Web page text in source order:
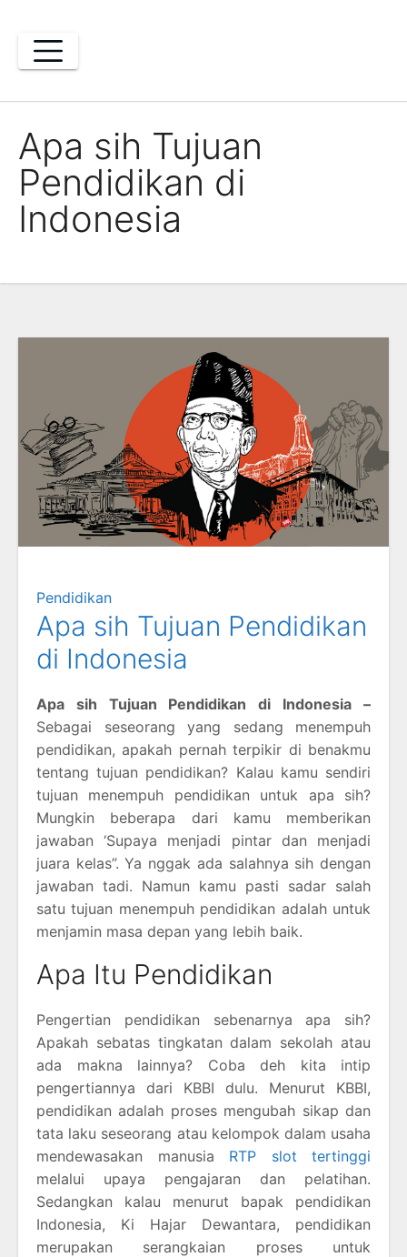
content
Apa sih Tujuan
Pendidikan di
Indonesia
Pendidikan
Apa sih Tujuan Pendidikan
di Indonesia
Apa sih Tujuan Pendidikan di Indonesia –
Sebagai seseorang yang sedang menempuh
pendidikan, apakah pernah terpikir di benakmu
tentang tujuan pendidikan? Kalau kamu sendiri
tujuan menempuh pendidikan untuk apa sih?
Mungkin beberapa dari kamu memberikan
jawaban ‘Supaya menjadi pintar dan menjadi
juara kelas”. Ya nggak ada salahnya sih dengan
jawaban tadi. Namun kamu pasti sadar salah
satu tujuan menempuh pendidikan adalah untuk
menjamin masa depan yang lebih baik.
Apa Itu Pendidikan
Pengertian pendidikan sebenarnya apa sih?
Apakah sebatas tingkatan dalam sekolah atau
ada makna lainnya? Coba deh kita intip
pengertiannya dari KBBI dulu. Menurut KBBI,
pendidikan adalah proses mengubah sikap dan
tata laku seseorang atau kelompok dalam usaha
mendewasakan manusia RTP slot tertinggi
melalui upaya pengajaran dan pelatihan.
Sedangkan kalau menurut bapak pendidikan
Indonesia, Ki Hajar Dewantara, pendidikan
merupakan serangkaian proses untuk